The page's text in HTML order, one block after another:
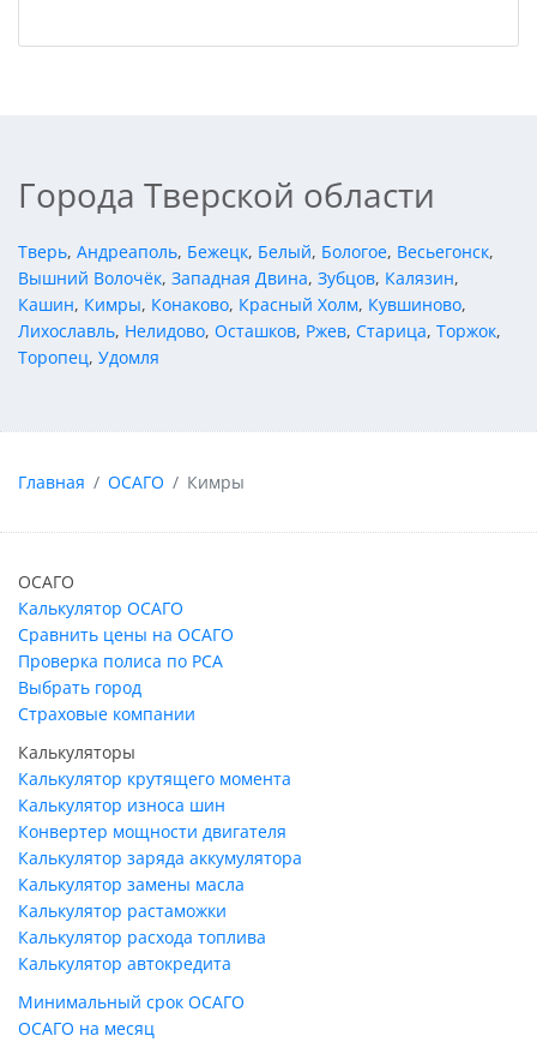
Города Тверской области
Тверь, Андреаполь, Бежецк, Белый, Бологое, Весьегонск,
Вышний Волочёк, Западная Двина, Зубцов, Калязин,
Кашин, Кимры, Конаково, Красный Холм, Кувшиново,
Лихославль, Нелидово, Осташков, Ржев, Старица, Торжок,
Торопец, Удомля
Главная ОСАГО Кимры
ОСАГО
Калькулятор ОСАГО
Сравнить цены на ОСАГО
Проверка полиса по РСА
Выбрать город
Страховые компании
Калькуляторы
Калькулятор крутящего момента
Калькулятор износа шин
Конвертер мощности двигателя
Калькулятор заряда аккумулятора
Калькулятор замены масла
Калькулятор растаможки
Калькулятор расхода топлива
Калькулятор автокредита
Минимальный срок ОСАГО
ОСАГО на месяц